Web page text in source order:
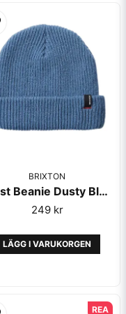
BRIXTON
Heist Beanie Dusty Blue - Brixton
249 kr
LÄGG I VARUKORGEN
REA